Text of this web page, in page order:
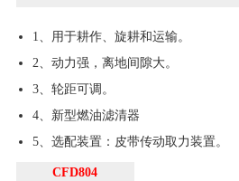
1、用于耕作、旋耕和运输。
2、动力强，离地间隙大。
3、轮距可调。
4、新型燃油滤清器
5、选配装置：皮带传动取力装置。
CFD804